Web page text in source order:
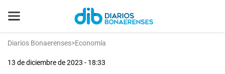
Diarios Bonaerenses>Economía
13 de diciembre de 2023 - 18:33